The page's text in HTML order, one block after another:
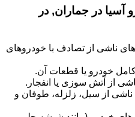
آسیا در جماران, در
ناشی از تصادف با خودروهای
خودرو یا قطعات آن.
از آتش سوزی یا انفجار.
از سیل، زلزله، طوفان و